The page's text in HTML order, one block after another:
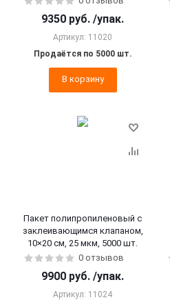
9350 руб. /упак.
Артикул: 11020
Продаётся по 5000 шт.
В корзину
Пакет полипропиленовый с
заклеивающимся клапаном,
10×20 см, 25 мкм, 5000 шт.
0 отзывов
9900 руб. /упак.
Артикул: 11024